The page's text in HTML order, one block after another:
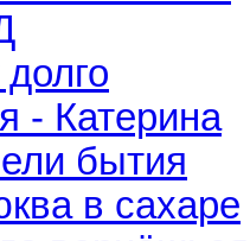
долго
- Катерина
бытия
в сахаре